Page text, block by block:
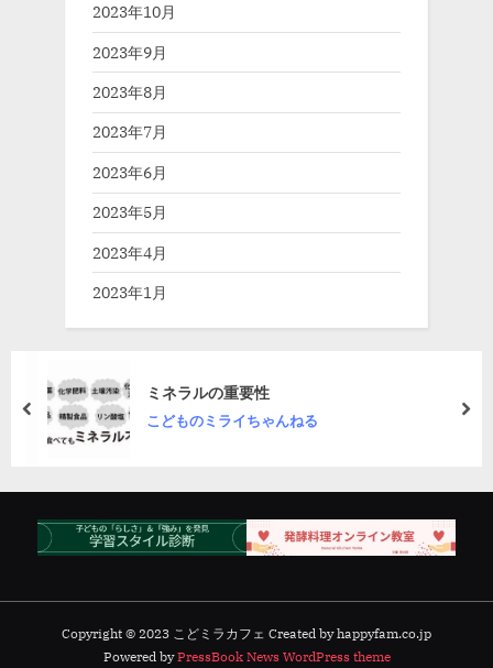
2023年10月
2023年9月
2023年8月
2023年7月
2023年6月
2023年5月
2023年4月
2023年1月
ミネラルの重要性
こどものミライちゃんねる
prev
Copyright © 2023 こどミラカフェ Created by happyfam.co.jp
Powered byPressBook News WordPress theme